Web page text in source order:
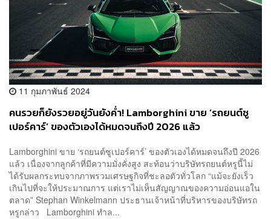
11 กุมภาพันธ์ 2024
คนรวยก็ยังรวยอยู่วันยังค่ำ! Lamborghini ขาย ‘รถยนต์ซู
เปอร์คาร์’ ของตัวเองได้หมดจนถึงปี 2026 แล้ว
Lamborghini ขาย ‘รถยนต์ซูเปอร์คาร์’ ของตัวเองได้หมดจนถึงปี 2026
แล้ว เนื่องจากลูกค้าที่มีความมั่งคั่งสูง สะท้อนว่าบริษัทรถยนต์หรูนี้ไม่
ได้รับผลกระทบจากภาพรวมเศรษฐกิจที่ชะลอตัวทั่วโลก “แม้จะยังเร็ว
เกินไปที่จะให้ประมาณการ แต่เราไม่เห็นสัญญาณของความอ่อนแอใน
ตลาด” Stephan Winkelmann ประธานเจ้าหน้าที่บริหารของบริษัทรถ
หรูกล่าว Lamborghini ทำล...